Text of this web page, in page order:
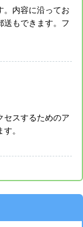
。内容に沿ってお
送もできます。フ
セスするためのア
。